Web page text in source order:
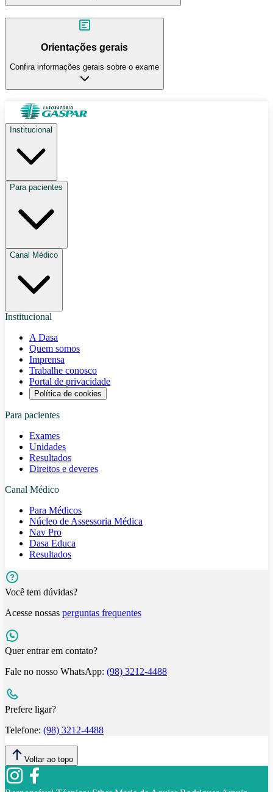
Orientações gerais
Confira informações gerais sobre o exame
Institucional
Para pacientes
Canal Médico
Institucional
A Dasa
Quem somos
Imprensa
Trabalhe conosco
Portal de privacidade
Política de cookies
Para pacientes
Exames
Unidades
Resultados
Direitos e deveres
Canal Médico
Para Médicos
Núcleo de Assessoria Médica
Nav Pro
Dasa Educa
Resultados
Você tem dúvidas?
Acesse nossas perguntas frequentes
Quer entrar em contato?
Fale no nosso WhatsApp: (98) 3212-4488
Prefere ligar?
Telefone: (98) 3212-4488
Voltar ao topo